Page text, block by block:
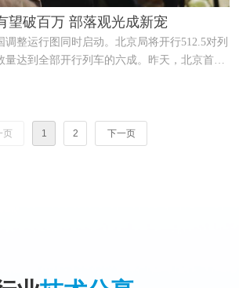
望破百万 部落观光成新宠
整运行图同时启动。北京局将开行512.5对列
量达到全部开行列车的六成。昨天，北京首次
时只有13小时。同时，为了方便旅客出行，
页 1 2 下一页